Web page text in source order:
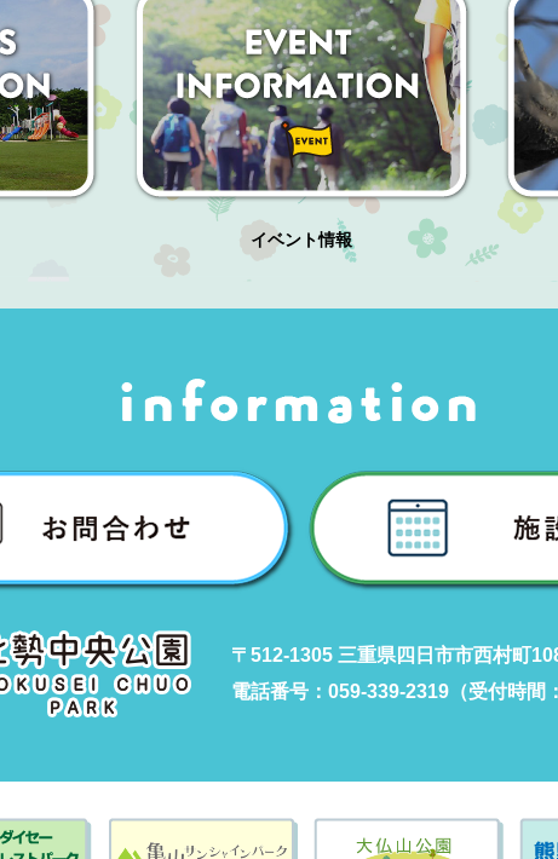
イベント情報
〒512-1305 三重県四日市市西村町
電話番号：059-339-2319（受付時間